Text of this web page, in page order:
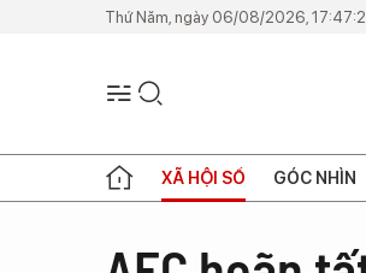
Thứ Năm, ngày 06/08/2026,
XÃ HỘI SỐ GÓC NHÌN